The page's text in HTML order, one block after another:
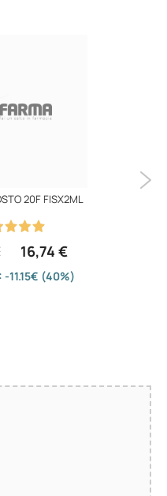
20F FISX2ML
16,74 €
-11.15€ (40%)